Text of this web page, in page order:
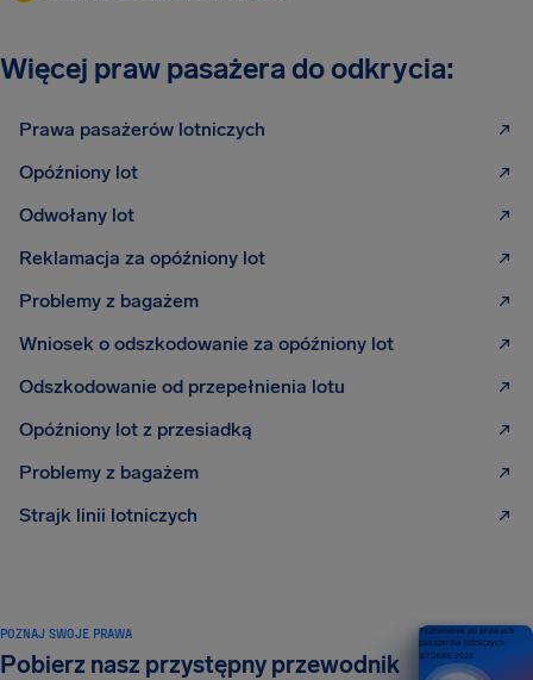
Więcej praw pasażera do odkrycia:
Prawa pasażerów lotniczych
Opóźniony lot
Odwołany lot
Reklamacja za opóźniony lot
Problemy z bagażem
Wniosek o odszkodowanie za opóźniony lot
Odszkodowanie od przepełnienia lotu
Opóźniony lot z przesiadką
Problemy z bagażem
Strajk linii lotniczych
POZNAJ SWOJE PRAWA
Pobierz nasz przystępny przewodnik
Przewodnik po prawach
pasażerów lotniczych
WYDANIE 2026